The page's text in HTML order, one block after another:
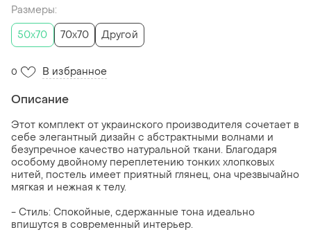
Размеры:
50x70
70x70 Другой
0 В избранное
Описание
Этот комплект от украинского производителя сочетает в
себе элегантный дизайн с абстрактными волнами и
безупречное качество натуральной ткани. Благодаря
особому двойному переплетению тонких хлопковых
нитей, постель имеет приятный глянец, она чрезвычайно
мягкая и нежная к телу.
- Стиль: Спокойные, сдержанные тона идеально
впишутся в современный интерьер.